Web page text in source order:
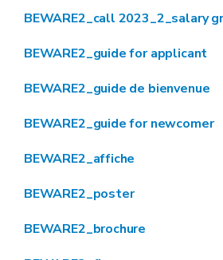
BEWARE2_call 2023_2_salary
BEWARE2_guide for applicant
BEWARE2_guide de bienvenue
BEWARE2_guide for newcomer
BEWARE2_affiche
BEWARE2_poster
BEWARE2_brochure